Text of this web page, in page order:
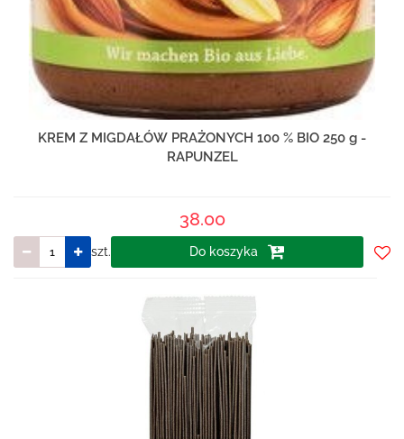
KREM Z MIGDAŁÓW PRAŻONYCH 100 % BIO 250 g -
RAPUNZEL
38.00
szt. Do koszyka